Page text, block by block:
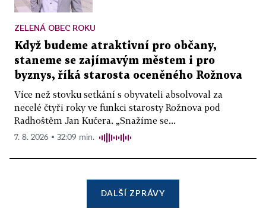
ZELENÁ OBEC ROKU
Když budeme atraktivní pro občany,
staneme se zajímavým městem i pro
byznys, říká starosta oceněného Rožnova
Více než stovku setkání s obyvateli absolvoval za
necelé čtyři roky ve funkci starosty Rožnova pod
Radhoštěm Jan Kučera. „Snažíme se...
7. 8. 2026 ▪ 32:09 min.
DALŠÍ ZPRÁVY